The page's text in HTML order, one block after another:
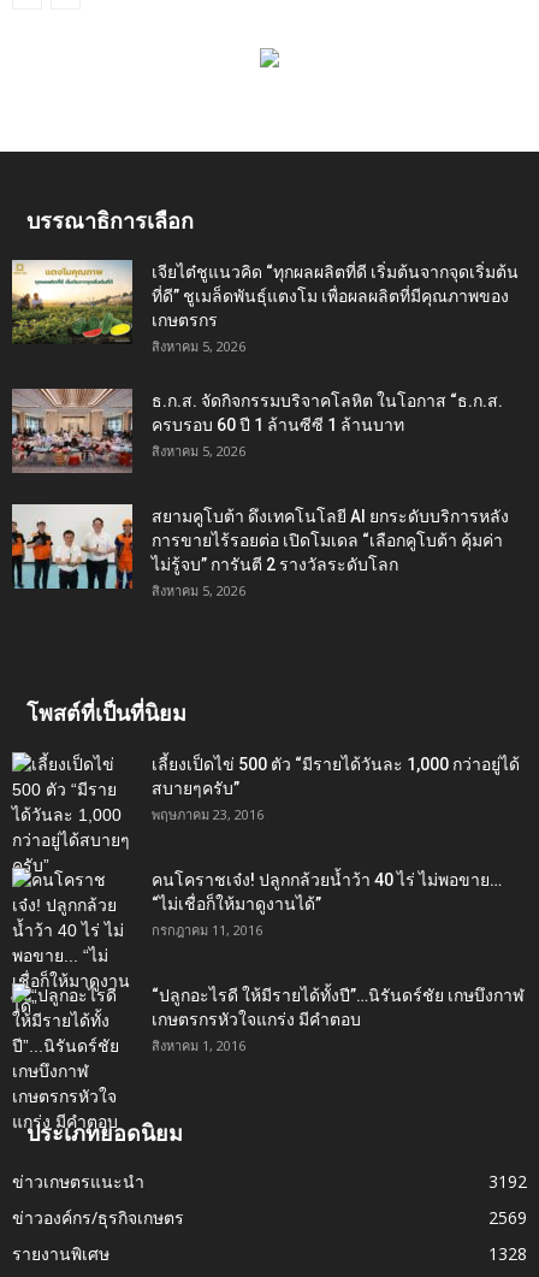
บรรณาธิการเลือก
เจียไต๋ชูแนวคิด “ทุกผลผลิตที่ดี เริ่มต้นจากจุดเริ่มต้น
ที่ดี” ชูเมล็ดพันธุ์แตงโม เพื่อผลผลิตที่มีคุณภาพของ
เกษตรกร
สิงหาคม 5, 2026
ธ.ก.ส. จัดกิจกรรมบริจาคโลหิต ในโอกาส “ธ.ก.ส.
ครบรอบ 60 ปี 1 ล้านซีซี 1 ล้านบาท
สิงหาคม 5, 2026
สยามคูโบต้า ดึงเทคโนโลยี AI ยกระดับบริการหลัง
การขายไร้รอยต่อ เปิดโมเดล “เลือกคูโบต้า คุ้มค่า
ไม่รู้จบ” การันตี 2 รางวัลระดับโลก
สิงหาคม 5, 2026
โพสต์ที่เป็นที่นิยม
เลี้ยงเป็ดไข่ 500 ตัว “มีรายได้วันละ 1,000 กว่าอยู่ได้
สบายๆครับ”
พฤษภาคม 23, 2016
คนโคราชเจ๋ง! ปลูกกล้วยน้ำว้า 40 ไร่ ไม่พอขาย…
“ไม่เชื่อก็ให้มาดูงานได้”‬
กรกฎาคม 11, 2016
“ปลูกอะไรดี ให้มีรายได้ทั้งปี”…นิรันดร์ชัย เกษบึงกาฬ
เกษตรกรหัวใจแกร่ง มีคำตอบ
สิงหาคม 1, 2016
ประเภทยอดนิยม
ข่าวเกษตรแนะนำ
3192
ข่าวองค์กร/ธุรกิจเกษตร
2569
รายงานพิเศษ
1328